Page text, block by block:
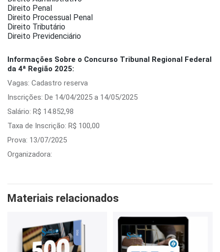
Direito Penal
Direito Processual Penal
Direito Tributário
Direito Previdenciário
Informações Sobre o Concurso Tribunal Regional Federal
da 4ª Região 2025:
Vagas: Cadastro reserva
Inscrições: De 14/04/2025 a 14/05/2025
Salário: R$ 14.852,98
Taxa de Inscrição: R$ 100,00
Prova: 13/07/2025
Organizadora:
Materiais relacionados